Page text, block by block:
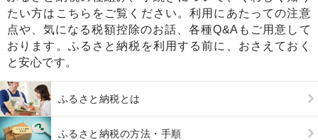
たい方はこちらをご覧ください。利用にあたっての注意
点や、気になる税額控除のお話、各種Q&Aもご用意して
おります。ふるさと納税を利用する前に、おさえておく
と安心です。
ふるさと納税とは
ふるさと納税の方法・手順